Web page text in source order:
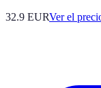
32.9 EURVer el